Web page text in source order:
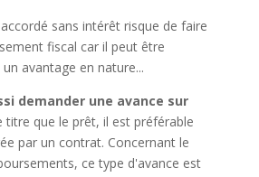
sans intérêt risque de faire
fiscal car il peut être
avantage en nature...
demander une avance sur
titre que le prêt, il est préférable
par un contrat. Concernant le
ce type d'avance est